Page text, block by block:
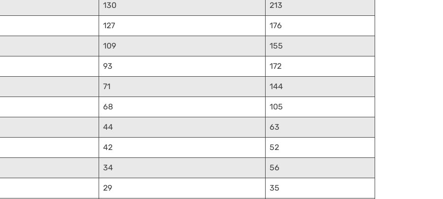
130 213
127 176
109 155
93 172
71 144
68 105
44 63
42 52
34 56
29 35